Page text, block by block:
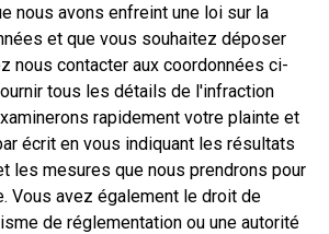
nous avons enfreint une loi sur la
et que vous souhaitez déposer
nous contacter aux coordonnées ci-
tous les détails de l'infraction
rapidement votre plainte et
écrit en vous indiquant les résultats
les mesures que nous prendrons pour
Vous avez également le droit de
de réglementation ou une autorité